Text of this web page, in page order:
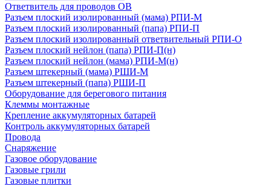
Ответвитель для проводов ОВ
Разъем плоский изолированный (мама) РПИ-М
Разъем плоский изолированный (папа) РПИ-П
Разъем плоский изолированный ответвительный РПИ-О
Разъем плоский нейлон (папа) РПИ-П(н)
Разъем плоский нейлон (мама) РПИ-М(н)
Разъем штекерный (мама) РШИ-М
Разъем штекерный (папа) РШИ-П
Оборудование для берегового питания
Клеммы монтажные
Крепление аккумуляторных батарей
Контроль аккумуляторных батарей
Провода
Снаряжение
Газовое оборудование
Газовые грили
Газовые плитки